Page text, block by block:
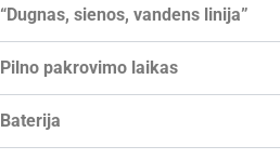
“Dugnas, sienos, vandens linija”
Pilno pakrovimo laikas
Baterija